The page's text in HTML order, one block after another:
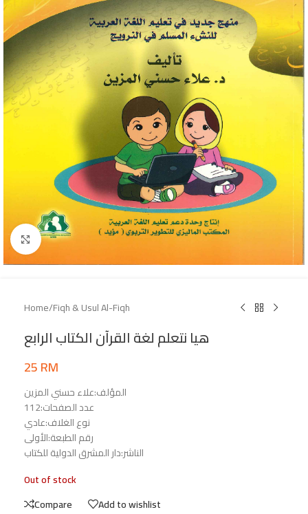
Click to enlarge
Home/Fiqh & Usul Al-Fiqh
هيا نتعلم لغة القرآن الكتاب الرابع
25RM
المؤلف:علاء حسني المزين
عدد الصفحات:112
نوع الغلاف:عادي
رقم الطبعة:الأولى
الناشر:دار المشرق الدولية للكتاب
Out of stock
Compare
Add to wishlist